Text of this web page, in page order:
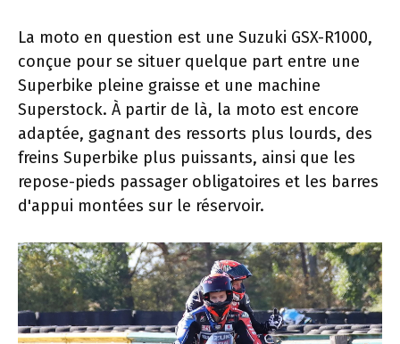
La moto en question est une Suzuki GSX-R1000,
conçue pour se situer quelque part entre une
Superbike pleine graisse et une machine
Superstock. À partir de là, la moto est encore
adaptée, gagnant des ressorts plus lourds, des
freins Superbike plus puissants, ainsi que les
repose-pieds passager obligatoires et les barres
d'appui montées sur le réservoir.